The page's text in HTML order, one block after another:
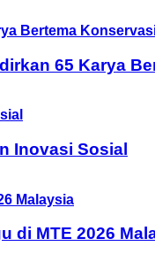
65 Karya
Inovasi Sosial
di MTE 2026